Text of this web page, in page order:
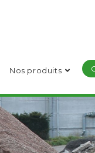
Nos produits